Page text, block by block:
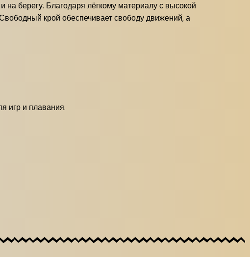
берегу. Благодаря лёгкому материалу с высокой
крой обеспечивает свободу движений, а
игр и плавания.